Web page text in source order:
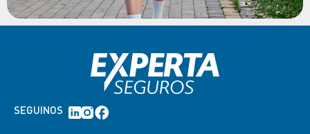
SEGUINOS